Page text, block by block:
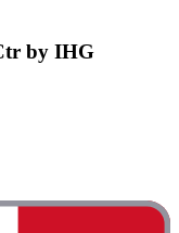
by IHG